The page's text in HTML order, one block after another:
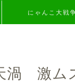
にゃんこ大戦
渦 激ム